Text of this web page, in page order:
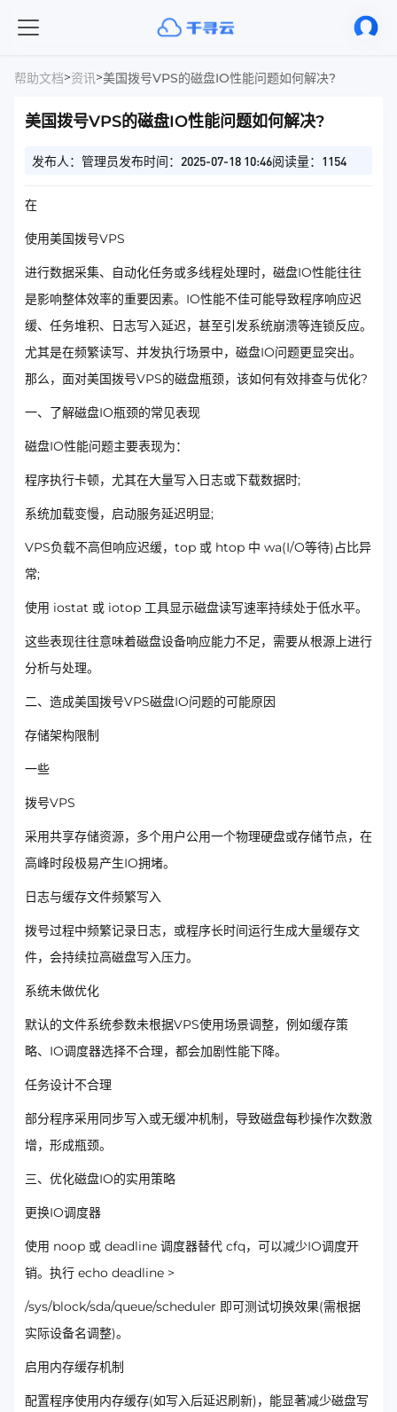
帮助文档>资讯>美国拨号VPS的磁盘IO性能问题如何解决?
美国拨号VPS的磁盘IO性能问题如何解决?
发布人：管理员发布时间：2025-07-18 10:46阅读量：1154
在
使用美国拨号VPS
进行数据采集、自动化任务或多线程处理时，磁盘IO性能往往
是影响整体效率的重要因素。IO性能不佳可能导致程序响应迟
缓、任务堆积、日志写入延迟，甚至引发系统崩溃等连锁反应。
尤其是在频繁读写、并发执行场景中，磁盘IO问题更显突出。
那么，面对美国拨号VPS的磁盘瓶颈，该如何有效排查与优化?
一、了解磁盘IO瓶颈的常见表现
磁盘IO性能问题主要表现为：
程序执行卡顿，尤其在大量写入日志或下载数据时;
系统加载变慢，启动服务延迟明显;
VPS负载不高但响应迟缓，top 或 htop 中 wa(I/O等待)占比异
常;
使用 iostat 或 iotop 工具显示磁盘读写速率持续处于低水平。
这些表现往往意味着磁盘设备响应能力不足，需要从根源上进行
分析与处理。
二、造成美国拨号VPS磁盘IO问题的可能原因
存储架构限制
一些
拨号VPS
采用共享存储资源，多个用户公用一个物理硬盘或存储节点，在
高峰时段极易产生IO拥堵。
日志与缓存文件频繁写入
拨号过程中频繁记录日志，或程序长时间运行生成大量缓存文
件，会持续拉高磁盘写入压力。
系统未做优化
默认的文件系统参数未根据VPS使用场景调整，例如缓存策
略、IO调度器选择不合理，都会加剧性能下降。
任务设计不合理
部分程序采用同步写入或无缓冲机制，导致磁盘每秒操作次数激
增，形成瓶颈。
三、优化磁盘IO的实用策略
更换IO调度器
使用 noop 或 deadline 调度器替代 cfq，可以减少IO调度开
销。执行 echo deadline >
/sys/block/sda/queue/scheduler 即可测试切换效果(需根据
实际设备名调整)。
启用内存缓存机制
配置程序使用内存缓存(如写入后延迟刷新)，能显著减少磁盘写